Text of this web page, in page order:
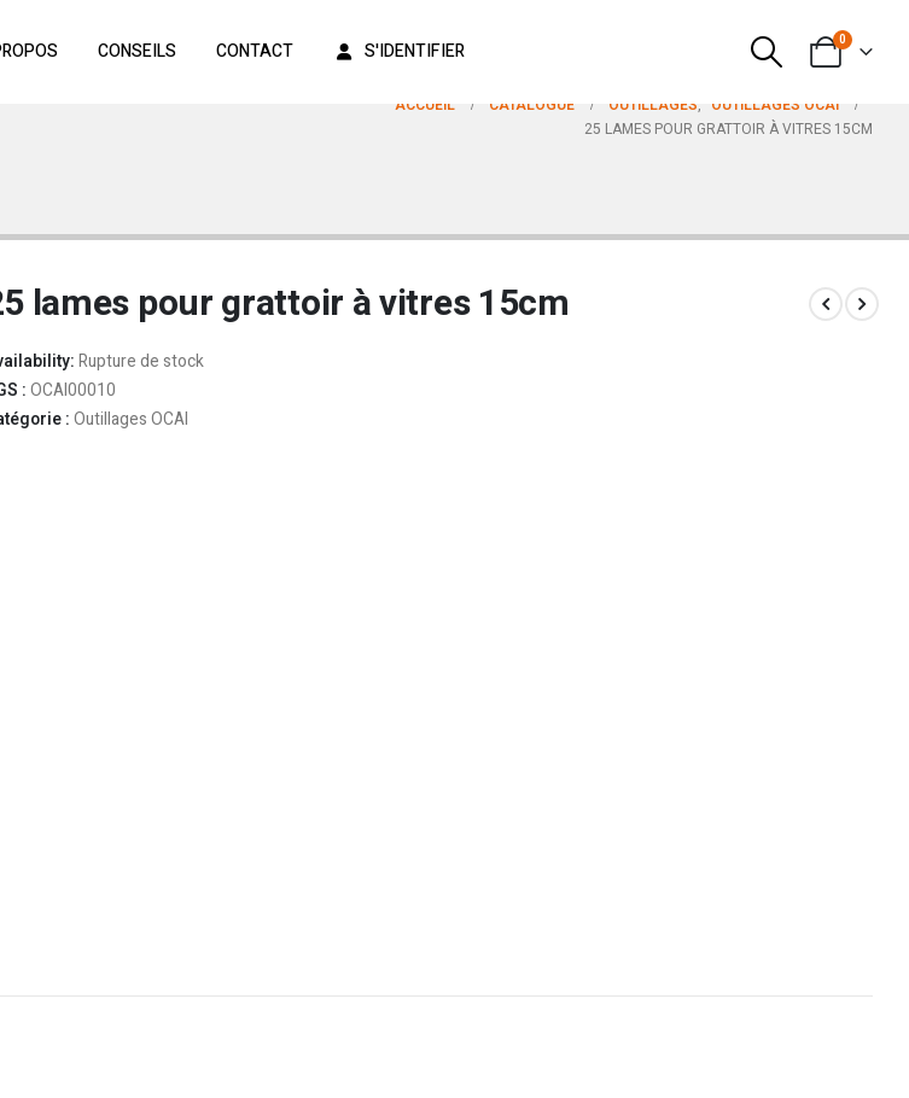
CONSEILS CONTACT S'IDENTIFIER 0
ACCUEIL CATALOGUE OUTILLAGES, OUTILLAGES OCAI
25 LAMES POUR GRATTOIR À VITRES 15CM
lames pour grattoir à vitres 15cm
Rupture de stock
:OCAI00010
: Outillages OCAI